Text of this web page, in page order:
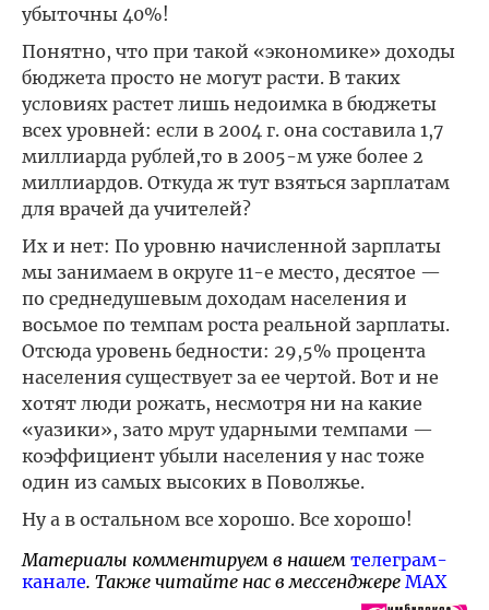
убыточны 40%!
Понятно, что при такой «экономике» доходы
бюджета просто не могут расти. В таких
условиях растет лишь недоимка в бюджеты
всех уровней: если в 2004 г. она составила 1,7
миллиарда рублей,то в 2005-м уже более 2
миллиардов. Откуда ж тут взяться зарплатам
для врачей да учителей?
Их и нет: По уровню начисленной зарплаты
мы занимаем в округе 11-е место, десятое —
по среднедушевым доходам населения и
восьмое по темпам роста реальной зарплаты.
Отсюда уровень бедности: 29,5% процента
населения существует за ее чертой. Вот и не
хотят люди рожать, несмотря ни на какие
«уазики», зато мрут ударными темпами —
коэффициент убыли населения у нас тоже
один из самых высоких в Поволжье.
Ну а в остальном все хорошо. Все хорошо!
Материалы комментируем в нашем телеграм-
канале. Также читайте нас в мессенджере MAX